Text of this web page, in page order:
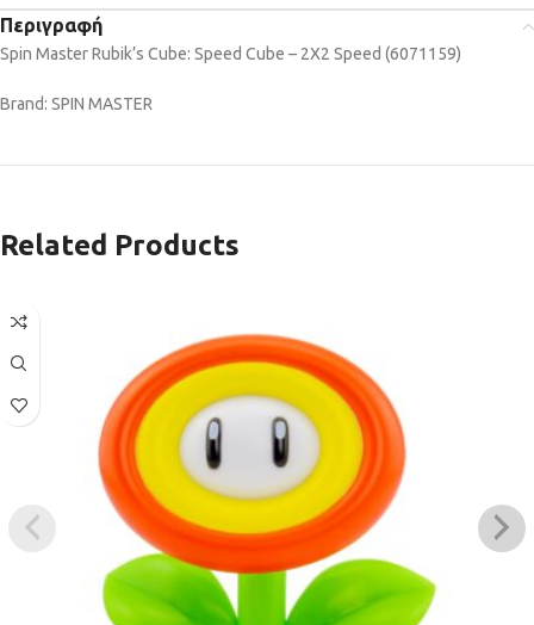
Περιγραφή
Spin Master Rubik’s Cube: Speed Cube – 2X2 Speed (6071159)
Brand: SPIN MASTER
Related Products